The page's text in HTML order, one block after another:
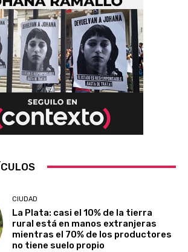
CIUDAD
La Plata: casi el 10% de la tierra
rural está en manos extranjeras
mientras el 70% de los productores
no tiene suelo propio